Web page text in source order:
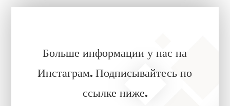
Больше информации у нас на
Инстаграм. Подписывайтесь по
ссылке ниже.